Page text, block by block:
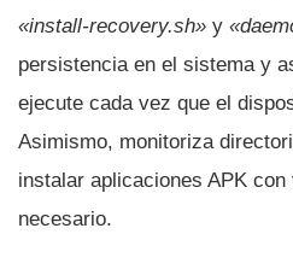
«install-recovery.sh» y
persistencia en el sistema y
ejecute cada vez que el
Asimismo, monitoriza
instalar aplicaciones APK
necesario.